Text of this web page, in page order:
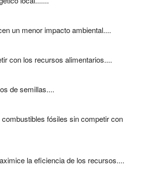
un menor impacto ambiental....
con los recursos alimentarios....
de semillas....
fósiles sin competir con
la eficiencia de los recursos....